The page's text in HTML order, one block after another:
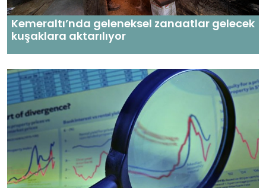
Kemeraltı’nda geleneksel zanaatlar gelecek
kuşaklara aktarılıyor